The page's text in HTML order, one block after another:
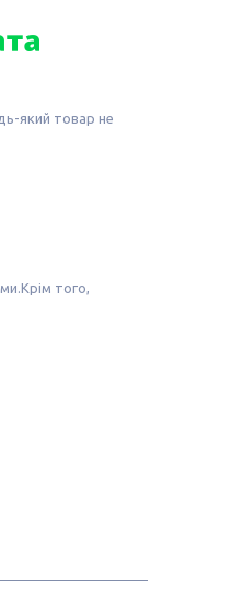
який товар не
того,